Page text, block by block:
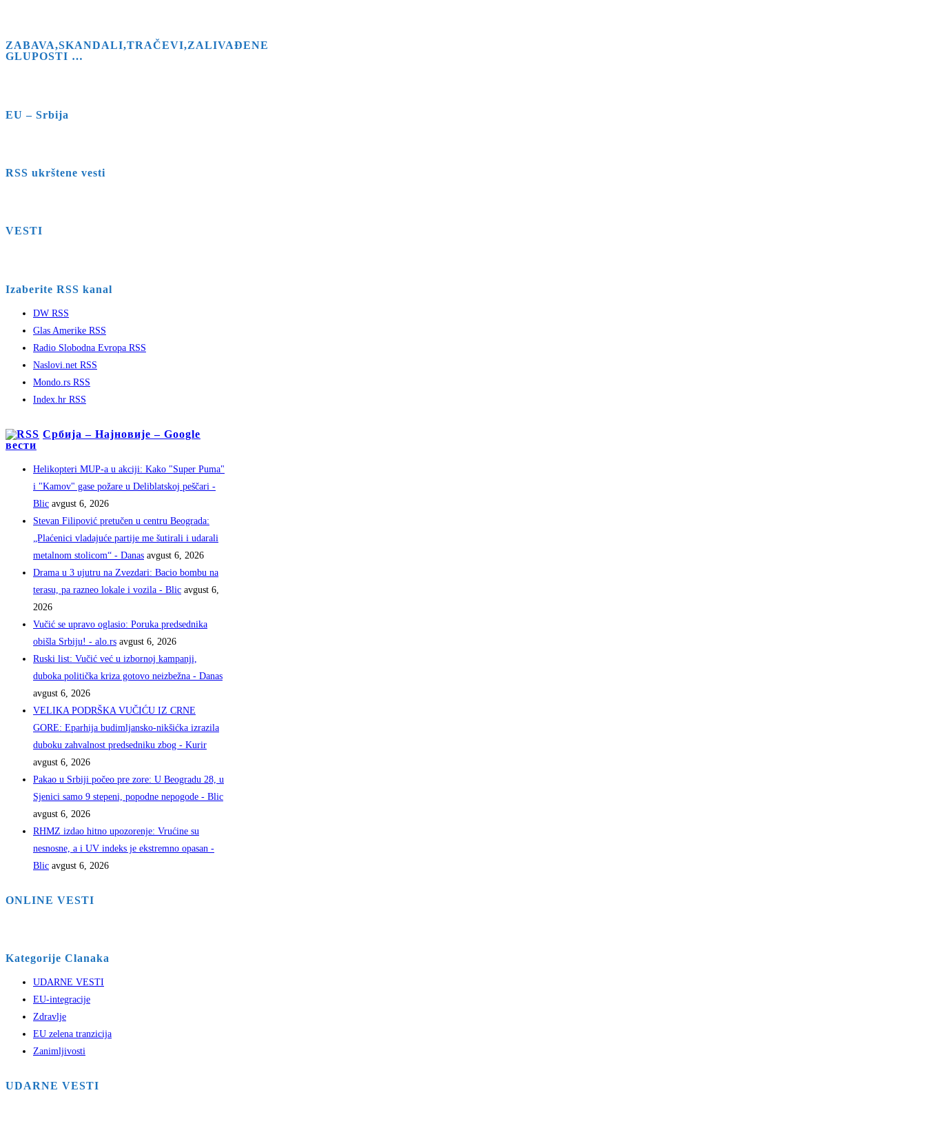
ZABAVA,SKANDALI,TRAČEVI,ZALIVAĐENE
GLUPOSTI …
EU – Srbija
RSS ukrštene vesti
VESTI
Izaberite RSS kanal
DW RSS
Glas Amerike RSS
Radio Slobodna Evropa RSS
Naslovi.net RSS
Mondo.rs RSS
Index.hr RSS
Србија – Најновије – Google
вести
Helikopteri MUP-a u akciji: Kako "Super Puma"
i "Kamov" gase požare u Deliblatskoj peščari -
Blic avgust 6, 2026
Stevan Filipović pretučen u centru Beograda:
„Plaćenici vladajuće partije me šutirali i udarali
metalnom stolicom“ - Danas avgust 6, 2026
Drama u 3 ujutru na Zvezdari: Bacio bombu na
terasu, pa razneo lokale i vozila - Blic avgust 6,
2026
Vučić se upravo oglasio: Poruka predsednika
obišla Srbiju! - alo.rs avgust 6, 2026
Ruski list: Vučić već u izbornoj kampanji,
duboka politička kriza gotovo neizbežna - Danas
avgust 6, 2026
VELIKA PODRŠKA VUČIĆU IZ CRNE
GORE: Eparhija budimljansko-nikšićka izrazila
duboku zahvalnost predsedniku zbog - Kurir
avgust 6, 2026
Pakao u Srbiji počeo pre zore: U Beogradu 28, u
Sjenici samo 9 stepeni, popodne nepogode - Blic
avgust 6, 2026
RHMZ izdao hitno upozorenje: Vrućine su
nesnosne, a i UV indeks je ekstremno opasan -
Blic avgust 6, 2026
ONLINE VESTI
Kategorije Clanaka
UDARNE VESTI
EU-integracije
Zdravlje
EU zelena tranzicija
Zanimljivosti
UDARNE VESTI